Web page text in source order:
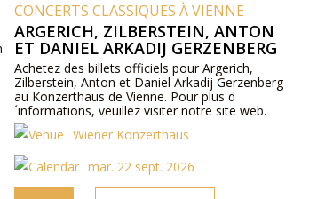
CONCERTS CLASSIQUES À VIENNE
ARGERICH, ZILBERSTEIN, ANTON
ET DANIEL ARKADIJ GERZENBERG
Achetez des billets officiels pour Argerich,
Zilberstein, Anton et Daniel Arkadij Gerzenberg
au Konzerthaus de Vienne. Pour plus d
´informations, veuillez visiter notre site web.
Wiener Konzerthaus
mar. 22 sept. 2026